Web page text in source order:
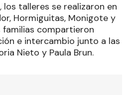
talleres se realizaron en
Hormiguitas, Monigote y
familias compartieron
e intercambio junto a las
Nieto y Paula Brun.